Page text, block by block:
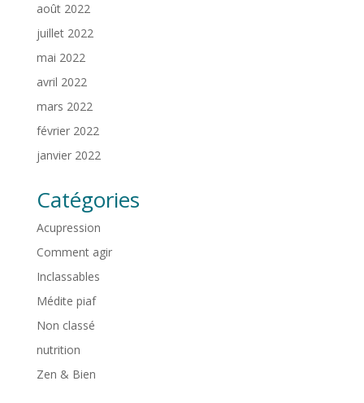
août 2022
juillet 2022
mai 2022
avril 2022
mars 2022
février 2022
janvier 2022
Catégories
Acupression
Comment agir
Inclassables
Médite piaf
Non classé
nutrition
Zen & Bien